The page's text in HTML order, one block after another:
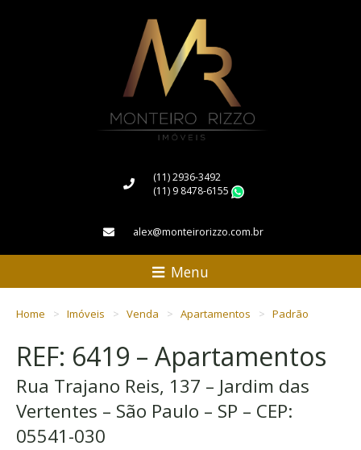
(11) 2936-3492
(11) 9 8478-6155
alex@monteirorizzo.com.br
Menu
Home Imóveis Venda Apartamentos Padrão
REF: 6419 – Apartamentos
Rua Trajano Reis, 137 – Jardim das
Vertentes – São Paulo – SP – CEP:
05541-030